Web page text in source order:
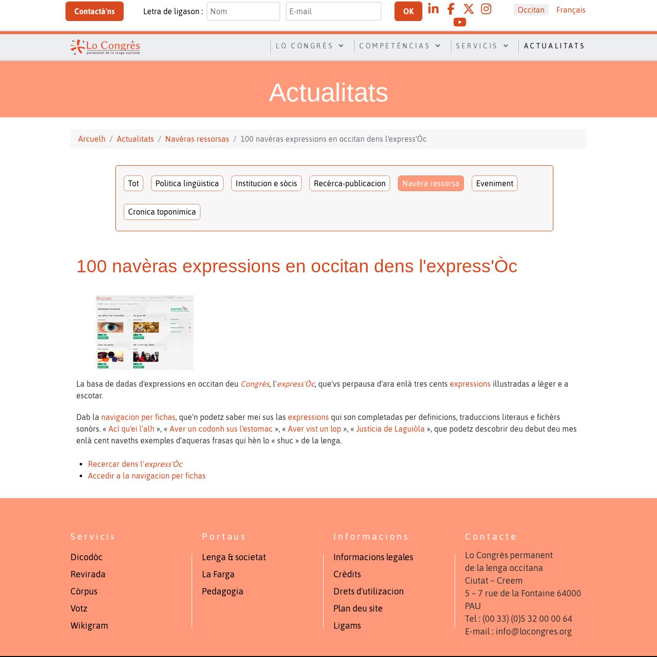
Contactà'ns Letra de ligason : OK Sélectionnez votre langue
Occitan Français
LO CONGRÈS COMPETÉNCIAS SERVICIS ACTUALITATS
Actualitats
Arcuelh Actualitats Navèras ressorsas 100 navèras expressions en occitan dens l'express'Òc
Tot Politica lingüistica Institucion e sòcis Recèrca-publicacion Navèra ressorsa Eveniment
Cronica toponimica
100 navèras expressions en occitan dens l'express'Òc
La basa de dadas d'expressions en occitan deu Congrès, l'express'Òc, que'vs perpausa d'ara enlà tres centsexpressions illustradas a léger e a
escotar.
Dab la navigacion per fichas, que'n podetz saber mei sus lasexpressions qui son completadas per definicions, traduccions literaus e fichèrs
sonòrs. «Ací qu'ei l'alh », «Aver un codonh sus l'estomac », «Aver vist un lop », «Justícia de Laguiòla », que podetz descobrir deu debut deu mes
enlà cent naveths exemples d'aqueras frasas qui hèn lo « shuc » de la lenga.
Recercar dens l'express'Òc
Accedir a la navigacion per fichas
Servicis
Dicodòc
Revirada
Còrpus
Votz
Wikigram
Portaus
Lenga & societat
La Farga
Pedagogia
Informacions
Informacions legales
Crèdits
Drets d'utilizacion
Plan deu site
Ligams
Contacte
Lo Congrès permanent
de la lenga occitana
Ciutat – Creem
5 – 7 rue de la Fontaine 64000
PAU
Tel : (00 33) (0)5 32 00 00 64
E-mail : info@locongres.org